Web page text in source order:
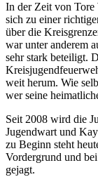
In der Zeit von Tore
sich zu einer
über die
war unter anderem
sehr stark beteiligt.
weit herum. Wie
wer seine
Seit 2008 wird die
Jugendwart und
zu Beginn steht
Vordergrund und
gejagt.